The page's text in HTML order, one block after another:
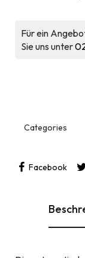
Für ein
Sie uns unter
Categories
Facebook